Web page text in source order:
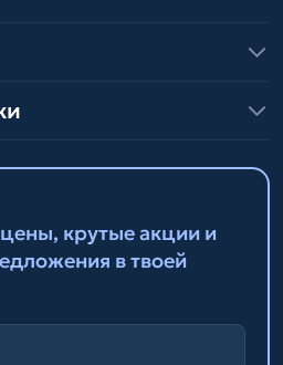
крутые акции и
в твоей